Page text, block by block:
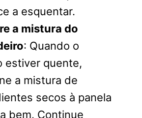
a esquentar.
a mistura do
: Quando o
estiver quente,
a mistura de
secos à panela
bem. Continue